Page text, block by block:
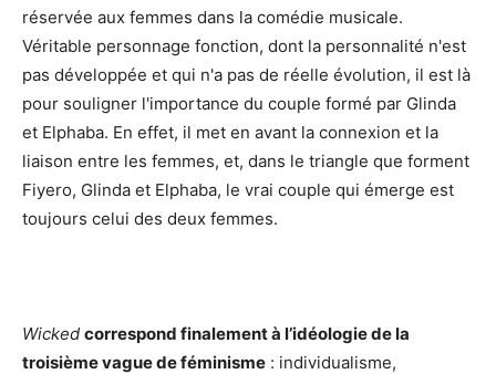
réservée aux femmes dans la comédie musicale.
Véritable personnage fonction, dont la personnalité n'est
pas développée et qui n'a pas de réelle évolution, il est là
pour souligner l'importance du couple formé par Glinda
et Elphaba. En effet, il met en avant la connexion et la
liaison entre les femmes, et, dans le triangle que forment
Fiyero, Glinda et Elphaba, le vrai couple qui émerge est
toujours celui des deux femmes.
Wicked correspond finalement à l’idéologie de la
troisième vague de féminisme : individualisme,